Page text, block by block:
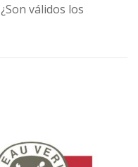
válidos los